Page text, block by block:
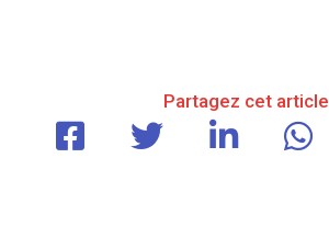
Partagez cet article